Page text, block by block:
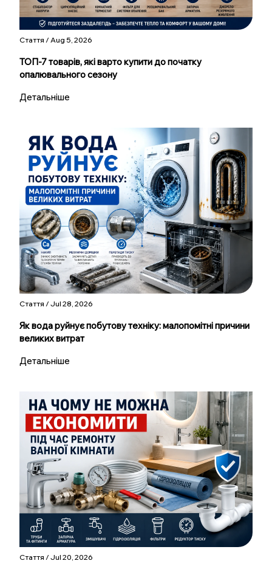
Стаття / Aug 5, 2026
ТОП-7 товарів, які варто купити до початку
опалювального сезону
Детальніше
Стаття / Jul 28, 2026
Як вода руйнує побутову техніку: малопомітні причини
великих витрат
Детальніше
Стаття / Jul 20, 2026